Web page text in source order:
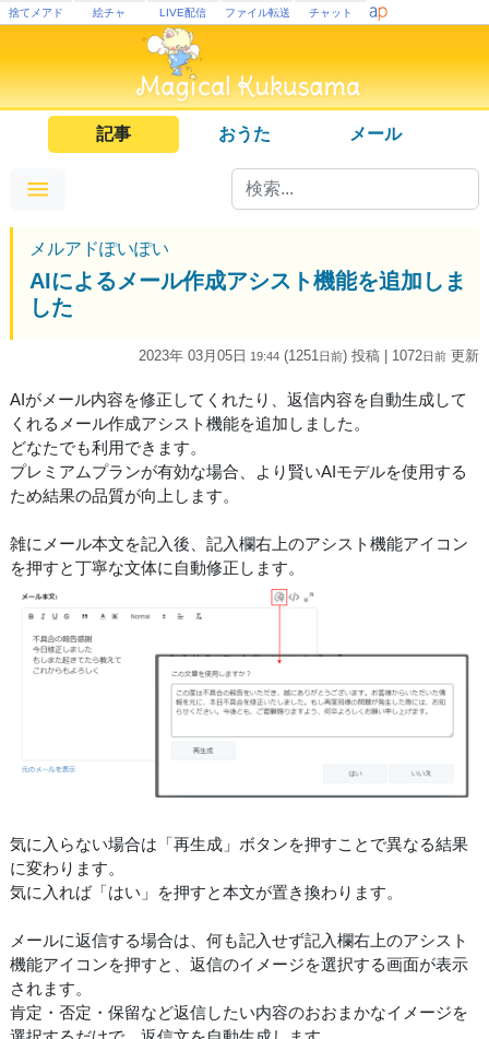
捨てメアド 絵チャ LIVE配信 ファイル転送 チャット
記事 おうた メール
メルアドぽいぽい
AIによるメール作成アシスト機能を追加しま
した
2023年 03月05日 19:44 (1251 日前) 投稿 | 1072日前 更新
AIがメール内容を修正してくれたり、返信内容を自動生成して
くれるメール作成アシスト機能を追加しました。
どなたでも利用できます。
プレミアムプランが有効な場合、より賢いAIモデルを使用する
ため結果の品質が向上します。
雑にメール本文を記入後、記入欄右上のアシスト機能アイコン
を押すと丁寧な文体に自動修正します。
気に入らない場合は「再生成」ボタンを押すことで異なる結果
に変わります。
気に入れば「はい」を押すと本文が置き換わります。
メールに返信する場合は、何も記入せず記入欄右上のアシスト
機能アイコンを押すと、返信のイメージを選択する画面が表示
されます。
肯定・否定・保留など返信したい内容のおおまかなイメージを